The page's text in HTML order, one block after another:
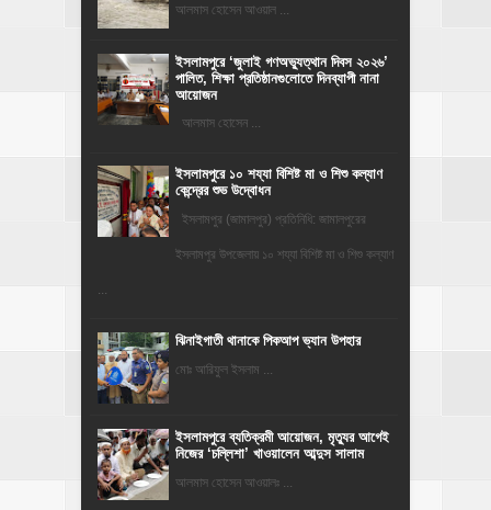
আলমাস হোসেন আওয়াল ...
‎ইসলামপুরে ‘জুলাই গণঅভ্যুত্থান দিবস ২০২৬’
পালিত, শিক্ষা প্রতিষ্ঠানগুলোতে দিনব্যাপী নানা
আয়োজন
‎​আলমাস হোসেন ...
ইসলামপুরে ১০ শয্যা বিশিষ্ট মা ও শিশু কল্যাণ
কেন্দ্রের শুভ উদ্বোধন
ইসলামপুর (জামালপুর) প্রতিনিধি: জামালপুরের
ইসলামপুর উপজেলায় ১০ শয্যা বিশিষ্ট মা ও শিশু কল্যাণ
...
ঝিনাইগাতী থানাকে পিকআপ ভ্যান উপহার
মোঃ আরিফুল ইসলাম ...
‎ইসলামপুরে ব্যতিক্রমী আয়োজন, মৃত্যুর আগেই
নিজের ‘চল্লিশা’ খাওয়ালেন আব্দুস সালাম
আলমাস হোসেন আওয়ালঃ ...